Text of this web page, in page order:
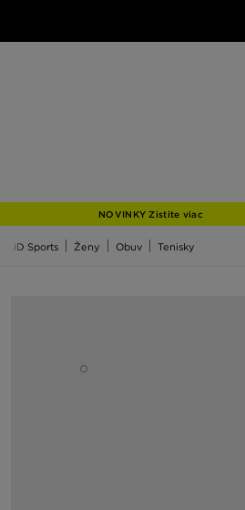
NOVINKY Zistite viac
JD Sports Ženy Obuv Tenisky